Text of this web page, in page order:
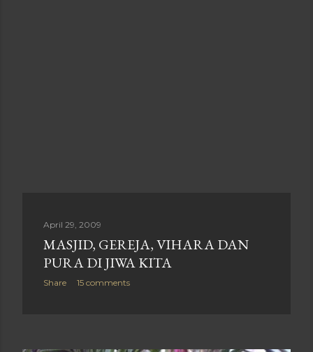
April 29, 2009
MASJID, GEREJA, VIHARA DAN
PURA DI JIWA KITA
Share 15 comments